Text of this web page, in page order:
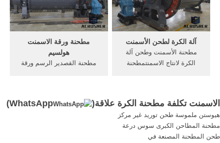
كسار
الجبهة الوطنية على, الرأسي
مطحنة الأسطوانة في,
الدردشة مع المبيعات get price
مطحنة ورقة الاسمنت
هولسيم
مطحنة القصدير الرسم ورقة
مطحنة الاسمنت Cement
آلة الكرة لطحن الأسمنت
مطحنة الأسمنت وطحن آلة
الكرة لانتاج الاسمنتمطحنة
لطحن الأسمنت تكلفة طاحونة
م
الاسمنت تكلفة مطحنة الكرة علاقة( WhatsApp
)
هيوستن ملموسة طحن توريد غير مركز
مطحنة المطاحن الكبرى سوس درعة
طحن المطحنة المصنعة في